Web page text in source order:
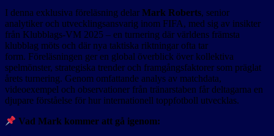
I denna exklusiva föreläsning delar Mark Roberts, senior
analytiker och utvecklingsansvarig inom FIFA, med sig av insikter
från Klubblags-VM 2025 – en turnering där världens främsta
klubblag möts och där nya taktiska riktningar ofta tar
form. Föreläsningen ger en global överblick över kollektiva
spelmönster, strategiska trender och framgångsfaktorer som präglat
årets turnering. Genom omfattande analys av matchdata,
videoexempel och observationer från tränarstaben får deltagarna en
djupare förståelse för hur internationell toppfotboll utvecklas.
Vad Mark kommer att gå igenom: